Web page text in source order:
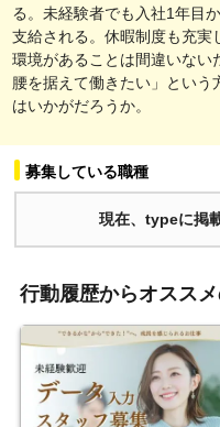
る。未経験者でも入社1年目
支給される。休暇制度も充実
環境があることは間違いない
腰を据えて働きたい」という
はいかがだろうか。
募集している職種
現在、typeに掲
行動履歴からオスス